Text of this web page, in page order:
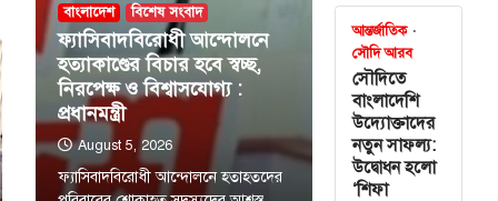
বাংলাদেশ বিশেষ সংবাদ
ফ্যাসিবাদবিরোধী আন্দোলনে
হত্যাকাণ্ডের বিচার হবে স্বচ্ছ,
নিরপেক্ষ ও বিশ্বাসযোগ্য :
প্রধানমন্ত্রী
August 5, 2026
ফ্যাসিবাদবিরোধী আন্দোলনে হতাহতদের
আন্তর্জাতিক
সৌদি আরব
সৌদিতে
বাংলাদেশি
উদ্যোক্তাদের
নতুন সাফল্য:
উদ্বোধন হলো
‘শিফা